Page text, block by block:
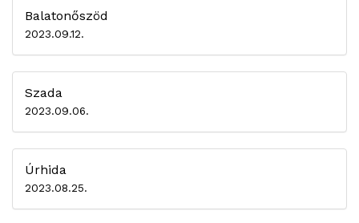
Balatonőszöd
2023.09.12.
Szada
2023.09.06.
Úrhida
2023.08.25.